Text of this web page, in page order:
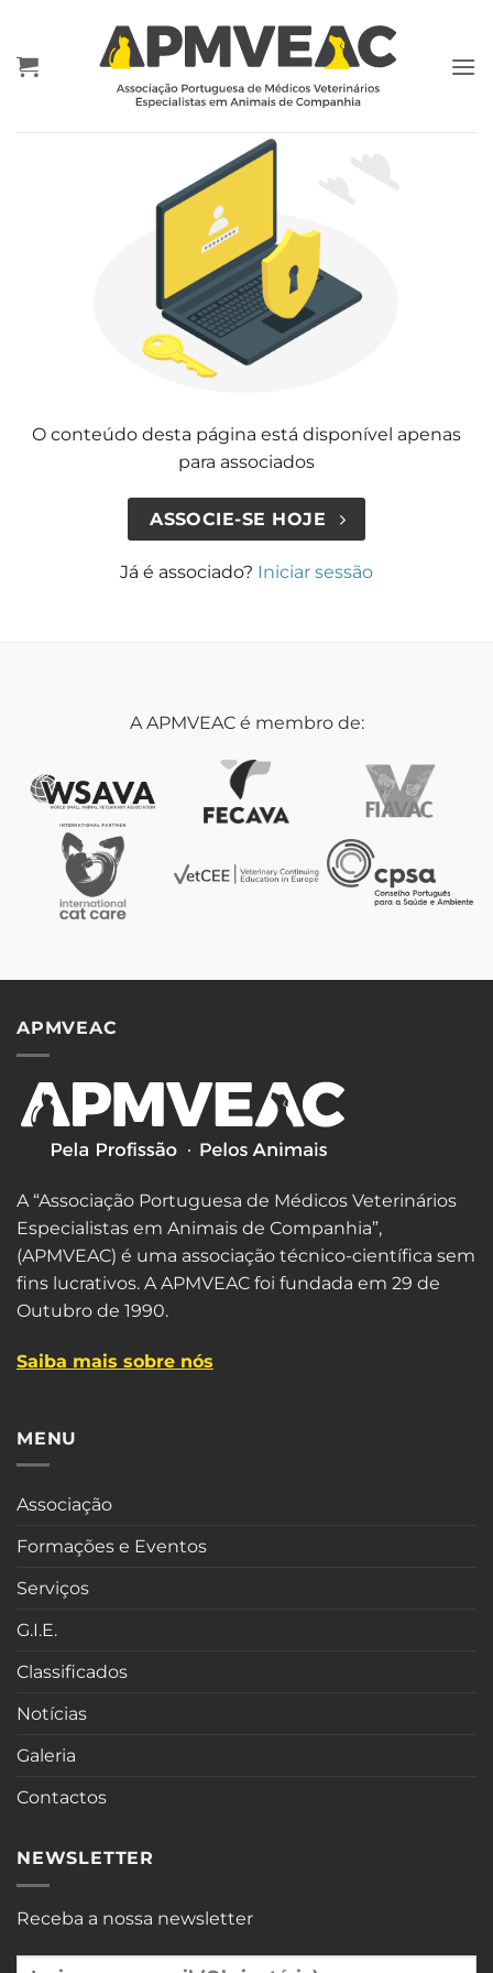
content
O conteúdo desta página está disponível apenas
para associados
ASSOCIE-SE HOJE
Já é associado? Iniciar sessão
A APMVEAC é membro de:
APMVEAC
A “Associação Portuguesa de Médicos Veterinários
Especialistas em Animais de Companhia”,
(APMVEAC) é uma associação técnico-científica sem
fins lucrativos. A APMVEAC foi fundada em 29 de
Outubro de 1990.
Saiba mais sobre nós
MENU
Associação
Formações e Eventos
Serviços
G.I.E.
Classificados
Notícias
Galeria
Contactos
NEWSLETTER
Receba a nossa newsletter